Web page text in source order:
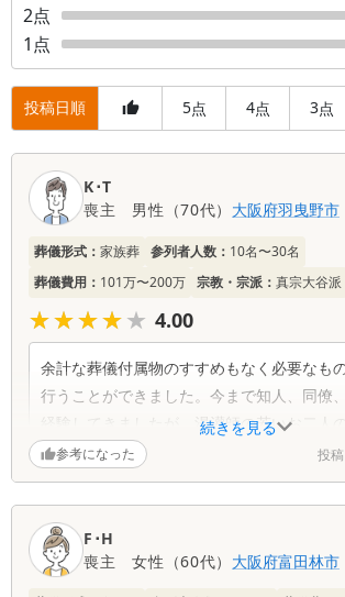
2点
1 点
投稿日順 5点 4点 3点
口
続きを見る
K･T
喪主
男性 （70代） 大阪府羽曳野市
葬儀形式： 家族葬 参列者人数： 10名〜30名
葬儀費用： 101万〜200万 宗教・宗派： 真宗大谷派
★★★★★
★★★★★ 4.00
余計な葬儀付属物のすすめもなく必要なも
行うことができました。今まで知人、同僚
経験してきましたが、湯灌師の若いお二人
尊い体をいたわるように行われ、とても感
参考になった 投稿
F･H
喪主
女性 （60代） 大阪府富田林市